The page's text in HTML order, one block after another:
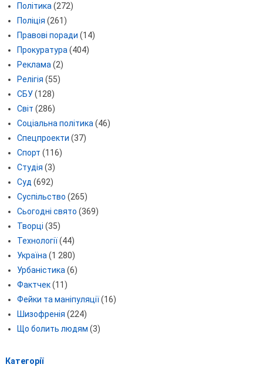
Політика (272)
Поліція (261)
Правові поради (14)
Прокуратура (404)
Реклама (2)
Релігія (55)
СБУ(128)
Світ (286)
Соціальна політика (46)
Спецпроекти (37)
Спорт (116)
Студія (3)
Суд (692)
Суспільство (265)
Сьогодні свято (369)
Творці (35)
Технології(44)
Україна (1 280)
Урбаністика (6)
Фактчек(11)
Фейки та маніпуляції(16)
Шизофренія (224)
Що болить людям (3)
Категорії